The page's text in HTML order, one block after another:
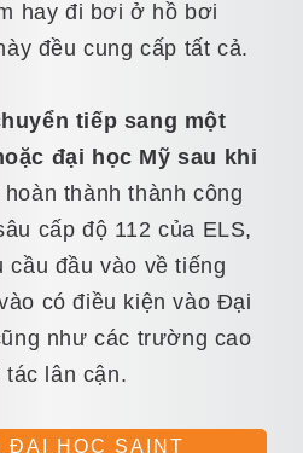
hay đi bơi ở hồ bơi
đều cung cấp tất cả.
tiếp sang một
đại học Mỹ sau khi
hoàn thành thành công
cấp độ 112 của ELS,
cầu đầu vào về tiếng
có điều kiện vào Đại
như các trường cao
lân cận.
ĐẠI HỌC SAINT